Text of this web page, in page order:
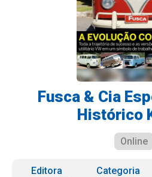
Fusca & Cia
Histórico
Online
Editora
Categoria